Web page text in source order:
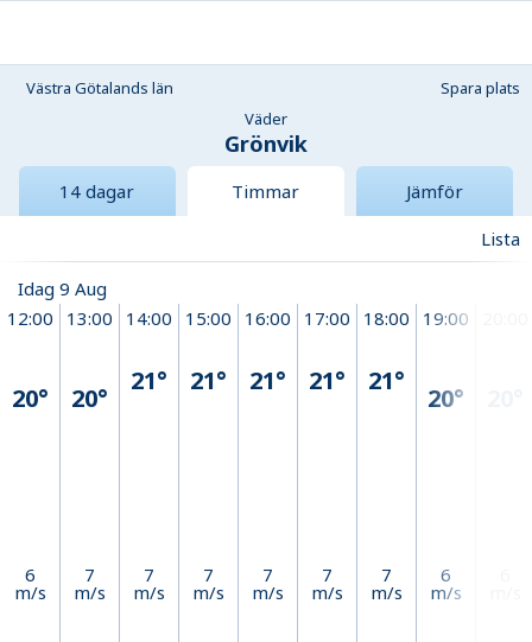
Västra Götalands län
Spara plats
Väder
Grönvik
14 dagar Timmar
Jämför
Lista
Idag 9 Aug
12:00
20°
6
m/s
13:00
20°
7
m/s
14:00
21°
7
m/s
15:00
21°
7
m/s
16:00
21°
7
m/s
17:00
21°
7
m/s
18:00
21°
7
m/s
19:00
20°
6
m/s